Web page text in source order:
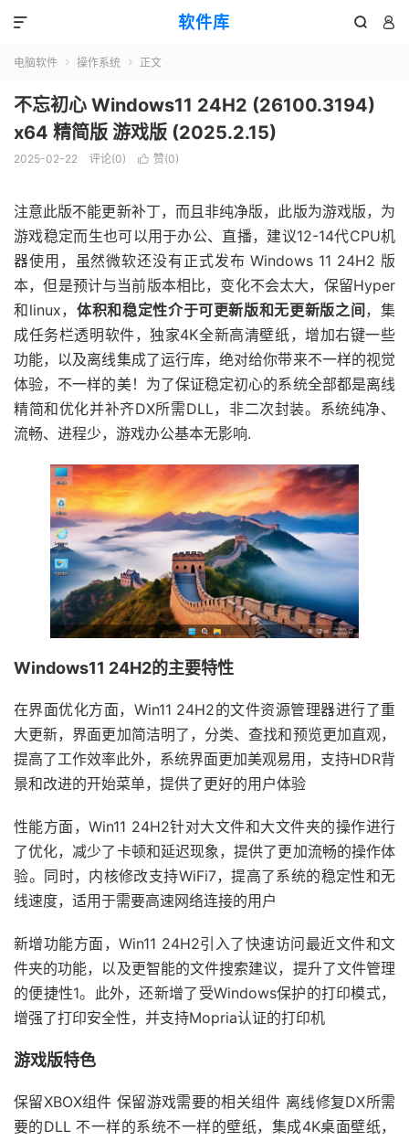
软件库  

电脑软件  操作系统  正文
不忘初心 Windows11 24H2 (26100.3194)
x64 精简版 游戏版 (2025.2.15)
2025-02-22 评论(0)  赞(0)
注意此版不能更新补丁，而且非纯净版，此版为游戏版，为
游戏稳定而生也可以用于办公、直播，建议12-14代CPU机
器使用，虽然微软还没有正式发布 Windows 11 24H2 版
本，但是预计与当前版本相比，变化不会太大，保留Hyper
和linux， 体积和稳定性介于可更新版和无更新版之间 ，集
成任务栏透明软件，独家4K全新高清壁纸，增加右键一些
功能，以及离线集成了运行库，绝对给你带来不一样的视觉
体验，不一样的美！为了保证稳定初心的系统全部都是离线
精简和优化并补齐DX所需DLL，非二次封装。系统纯净、
流畅、进程少，游戏办公基本无影响.
Windows11 24H2的主要特性
在界面优化方面，Win11 24H2的文件资源管理器进行了重
大更新，界面更加简洁明了，分类、查找和预览更加直观，
提高了工作效率‌此外，系统界面更加美观易用，支持HDR背
景和改进的开始菜单，提供了更好的用户体验
性能方面，Win11 24H2针对大文件和大文件夹的操作进行
了优化，减少了卡顿和延迟现象，提供了更加流畅的操作体
验‌。同时，内核修改支持WiFi7，提高了系统的稳定性和无
线速度，适用于需要高速网络连接的用户
新增功能方面，Win11 24H2引入了快速访问最近文件和文
件夹的功能，以及更智能的文件搜索建议，提升了文件管理
的便捷性‌1。此外，还新增了受Windows保护的打印模式，
增强了打印安全性，并支持Mopria认证的打印机
游戏版特色
保留XBOX组件 保留游戏需要的相关组件 离线修复DX所需
要的DLL 不一样的系统不一样的壁纸，集成4K桌面壁纸，